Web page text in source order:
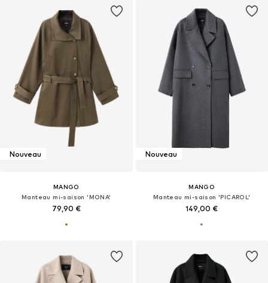
Nouveau
MANGO
Manteau mi-saison 'MONA'
79,90 €
Nouveau
MANGO
Manteau mi-saison 'PICAROL'
149,00 €